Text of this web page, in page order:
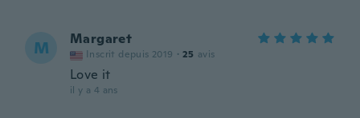
M Margaret
Inscrit depuis 2019 · 25 avis
Love it
il y a 4 ans